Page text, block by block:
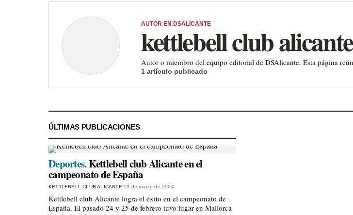
AUTOR EN DSALICANTE
kettlebell club alicante
Autor o miembro del equipo editorial de DSAlicante. Esta página
1 artículo publicado
ÚLTIMAS PUBLICACIONES
Deportes.Kettlebell club Alicante en el
campeonato de España
KETTLEBELL CLUB ALICANTE 19 de marzo de 2024
Kettlebell club Alicante logra el éxito en el campeonato de
España. El pasado 24 y 25 de febrero tuvo lugar en Mallorca